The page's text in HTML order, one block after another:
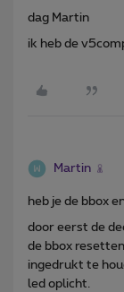
dag Martin
ik heb de
Martin
heb je de bbox
door eerst de
de bbox
ingedrukt te
led oplicht.